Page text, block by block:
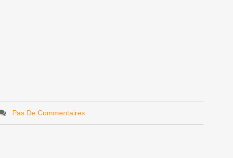
Pas De Commentaires